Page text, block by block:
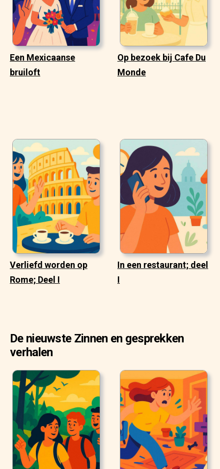
Een Mexicaanse
bruiloft
Op bezoek bij Cafe Du
Monde
Verliefd worden op
Rome; Deel I
In een restaurant; deel
I
De nieuwste Zinnen en gesprekken
verhalen